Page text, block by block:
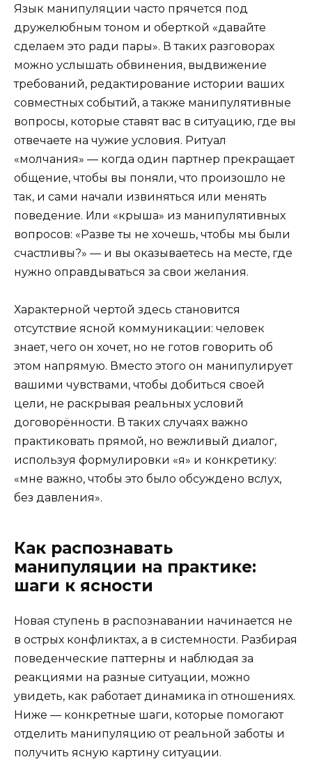
Язык манипуляции часто прячется под
дружелюбным тоном и оберткой «давайте
сделаем это ради пары». В таких разговорах
можно услышать обвинения, выдвижение
требований, редактирование истории ваших
совместных событий, а также манипулятивные
вопросы, которые ставят вас в ситуацию, где вы
отвечаете на чужие условия. Ритуал
«молчания» — когда один партнер прекращает
общение, чтобы вы поняли, что произошло не
так, и сами начали извиняться или менять
поведение. Или «крыша» из манипулятивных
вопросов: «Разве ты не хочешь, чтобы мы были
счастливы?» — и вы оказываетесь на месте, где
нужно оправдываться за свои желания.
Характерной чертой здесь становится
отсутствие ясной коммуникации: человек
знает, чего он хочет, но не готов говорить об
этом напрямую. Вместо этого он манипулирует
вашими чувствами, чтобы добиться своей
цели, не раскрывая реальных условий
договорённости. В таких случаях важно
практиковать прямой, но вежливый диалог,
используя формулировки «я» и конкретику:
«мне важно, чтобы это было обсуждено вслух,
без давления».
Как распознавать
манипуляции на практике:
шаги к ясности
Новая ступень в распознавании начинается не
в острых конфликтах, а в системности. Разбирая
поведенческие паттерны и наблюдая за
реакциями на разные ситуации, можно
увидеть, как работает динамика in отношениях.
Ниже — конкретные шаги, которые помогают
отделить манипуляцию от реальной заботы и
получить ясную картину ситуации.